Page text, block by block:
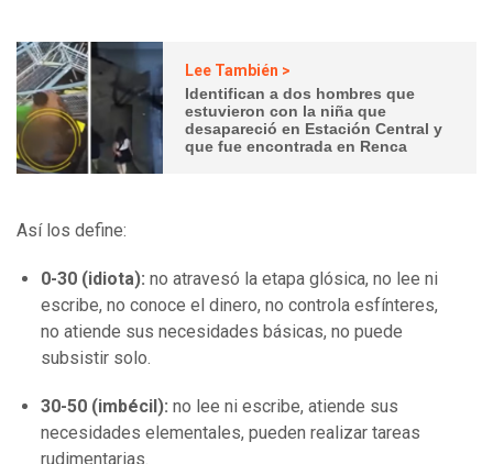
Lee También >
Identifican a dos hombres que
estuvieron con la niña que
desapareció en Estación Central y
que fue encontrada en Renca
Así los define:
0-30 (idiota): no atravesó la etapa glósica, no lee ni
escribe, no conoce el dinero, no controla esfínteres,
no atiende sus necesidades básicas, no puede
subsistir solo.
30-50 (imbécil): no lee ni escribe, atiende sus
necesidades elementales, pueden realizar tareas
rudimentarias.